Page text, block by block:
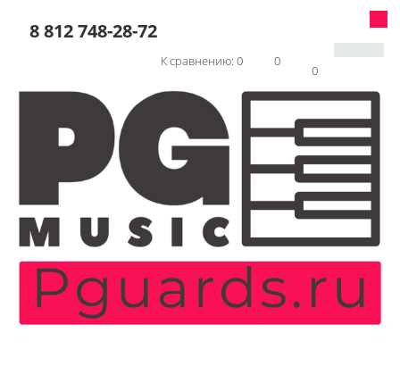
8 812 748-28-72
0
0
К сравнению: 0